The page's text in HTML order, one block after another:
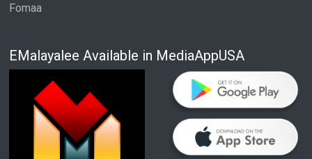
Fomaa
EMalayalee Available in MediaAppUSA